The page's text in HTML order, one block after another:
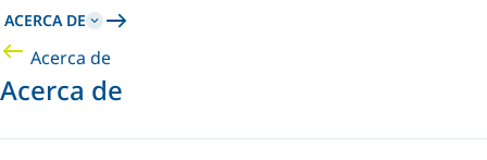
ACERCA DE
Acerca de
Acerca de